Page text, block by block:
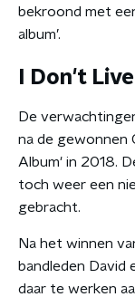
bekroond met
album’.
I Don't
De
na de gewonnen
Album' in 2018.
toch weer een
gebracht.
Na het winnen
bandleden David
daar te werken